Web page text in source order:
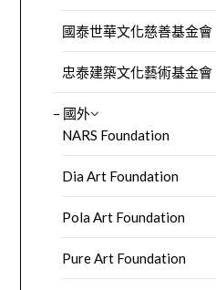
國泰世華文化慈善基金會
忠泰建築文化藝術基金會
– 國外
NARS Foundation
Dia Art Foundation
Pola Art Foundation
Pure Art Foundation